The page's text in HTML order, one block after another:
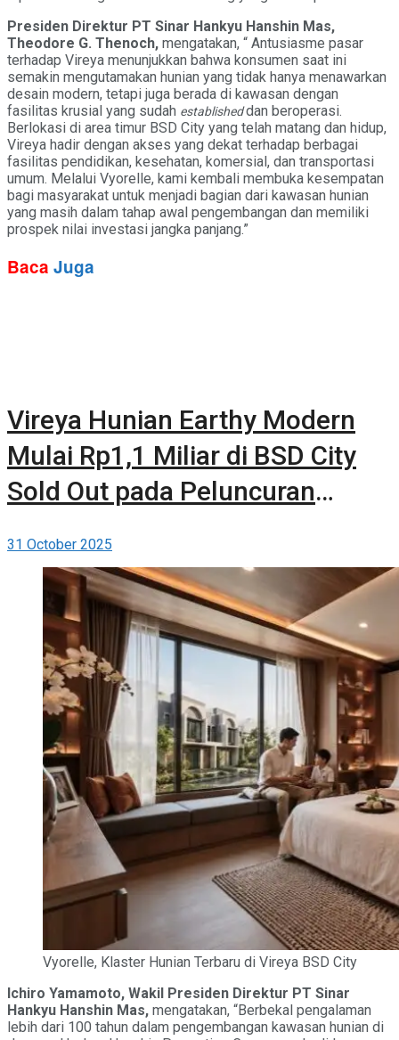
Presiden Direktur PT Sinar Hankyu Hanshin Mas,
Theodore G. Thenoch, mengatakan, “ Antusiasme pasar
terhadap Vireya menunjukkan bahwa konsumen saat ini
semakin mengutamakan hunian yang tidak hanya menawarkan
desain modern, tetapi juga berada di kawasan dengan
fasilitas krusial yang sudah establisheddan beroperasi.
Berlokasi di area timur BSD City yang telah matang dan hidup,
Vireya hadir dengan akses yang dekat terhadap berbagai
fasilitas pendidikan, kesehatan, komersial, dan transportasi
umum. Melalui Vyorelle, kami kembali membuka kesempatan
bagi masyarakat untuk menjadi bagian dari kawasan hunian
yang masih dalam tahap awal pengembangan dan memiliki
prospek nilai investasi jangka panjang.”
Baca Juga
Vireya Hunian Earthy Modern
Mulai Rp1,1 Miliar di BSD City
Sold Out pada Peluncuran
31 October 2025
Vyorelle, Klaster Hunian Terbaru di Vireya BSD City
Ichiro Yamamoto, Wakil Presiden Direktur PT Sinar
Hankyu Hanshin Mas, mengatakan, “Berbekal pengalaman
lebih dari 100 tahun dalam pengembangan kawasan hunian di